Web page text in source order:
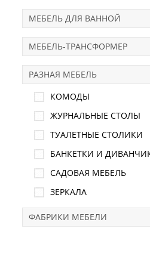
МЕБЕЛЬ ДЛЯ ВАННОЙ
МЕБЕЛЬ-ТРАНСФОРМЕР
РАЗНАЯ МЕБЕЛЬ
КОМОДЫ
ЖУРНАЛЬНЫЕ СТОЛЫ
ТУАЛЕТНЫЕ СТОЛИКИ
БАНКЕТКИ И
САДОВАЯ МЕБЕЛЬ
ЗЕРКАЛА
ФАБРИКИ МЕБЕЛИ